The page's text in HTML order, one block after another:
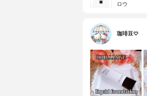
ロウ
珈琲豆♡